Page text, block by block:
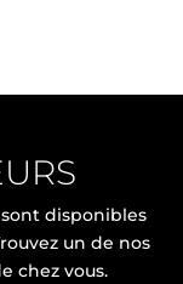
disponibles
un de nos
chez vous.